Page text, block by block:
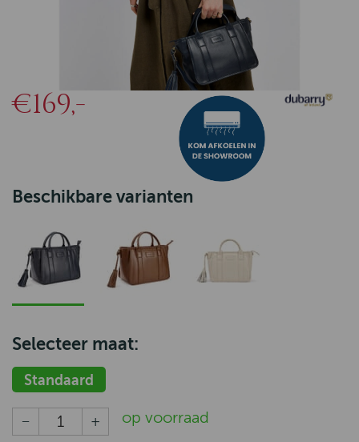
€169,-
Beschikbare varianten
Selecteer maat:
Standaard
op voorraad